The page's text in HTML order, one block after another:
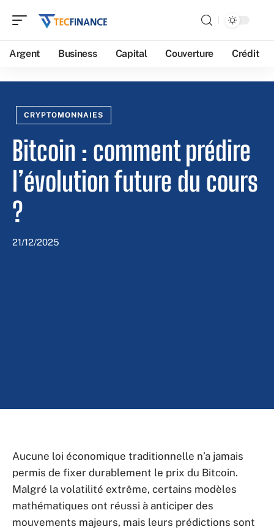
Argent Business Capital Couverture Crédit
CRYPTOMONNAIES
Bitcoin : comment prédire
l’évolution future du cours
?
21/12/2025
Aucune loi économique traditionnelle n’a jamais
permis de fixer durablement le prix du Bitcoin.
Malgré la volatilité extrême, certains modèles
mathématiques ont réussi à anticiper des
mouvements majeurs, mais leurs prédictions sont